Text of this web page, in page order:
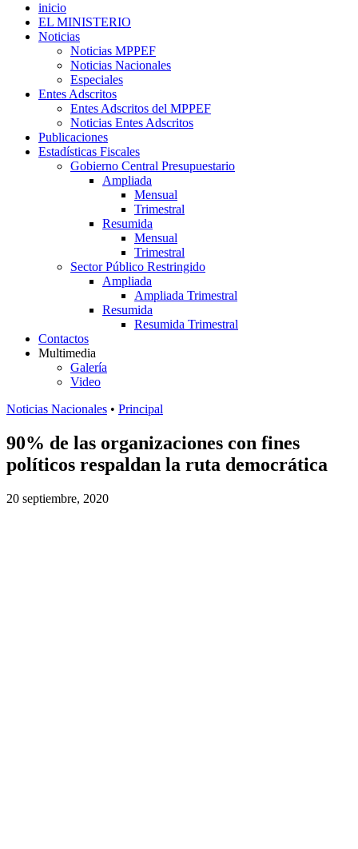
inicio
EL MINISTERIO
Noticias
Noticias MPPEF
Noticias Nacionales
Especiales
Entes Adscritos
Entes Adscritos del MPPEF
Noticias Entes Adscritos
Publicaciones
Estadísticas Fiscales
Gobierno Central Presupuestario
Ampliada
Mensual
Trimestral
Resumida
Mensual
Trimestral
Sector Público Restringido
Ampliada
Ampliada Trimestral
Resumida
Resumida Trimestral
Contactos
Multimedia
Galería
Video
Noticias Nacionales • Principal
90% de las organizaciones con fines
políticos respaldan la ruta democrática
20 septiembre, 2020